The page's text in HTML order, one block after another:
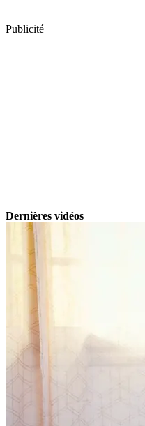
Publicité
Dernières vidéos